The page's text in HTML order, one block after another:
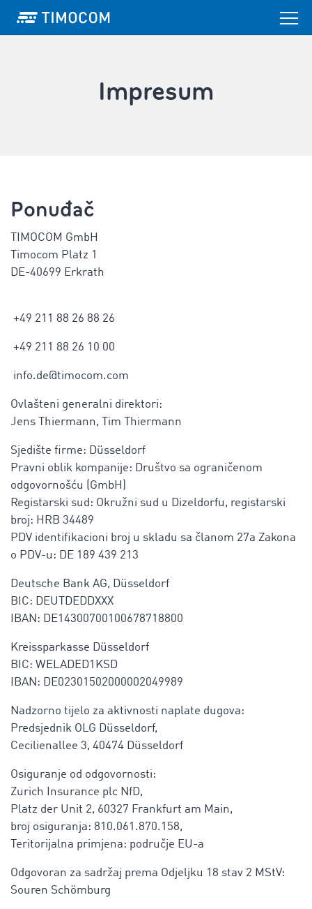
Impresum
Ponuđač
TIMOCOM GmbH
Timocom Platz 1
DE-40699 Erkrath
+49 211 88 26 88 26
+49 211 88 26 10 00
info.de@timocom.com
Ovlašteni generalni direktori:
Jens Thiermann, Tim Thiermann
Sjedište firme: Düsseldorf
Pravni oblik kompanije: Društvo sa ograničenom
odgovornošću (GmbH)
Registarski sud: Okružni sud u Dizeldorfu, registarski
broj: HRB 34489
PDV identifikacioni broj u skladu sa članom 27a Zakona
o PDV-u: DE 189 439 213
Deutsche Bank AG, Düsseldorf
BIC: DEUTDEDDXXX
IBAN: DE14300700100678718800
Kreissparkasse Düsseldorf
BIC: WELADED1KSD
IBAN: DE02301502000002049989
Nadzorno tijelo za aktivnosti naplate dugova:
Predsjednik OLG Düsseldorf,
Cecilienallee 3, 40474 Düsseldorf
Osiguranje od odgovornosti:
Zurich Insurance plc NfD,
Platz der Unit 2, 60327 Frankfurt am Main,
broj osiguranja: 810.061.870.158,
Teritorijalna primjena: područje EU-a
Odgovoran za sadržaj prema Odjeljku 18 stav 2 MStV:
Souren Schömburg